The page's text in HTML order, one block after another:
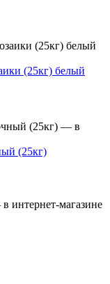
(25кг) белый
(25кг)